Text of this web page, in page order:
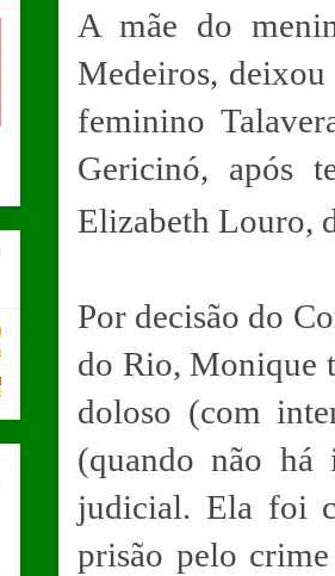
A mãe do
Medeiros,
feminino
Gericinó, após
Elizabeth Louro,
Por decisão do
do Rio, Monique
doloso (com
(quando não há
judicial. Ela foi
prisão pelo